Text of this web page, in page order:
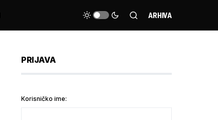
ARHIVA
PRIJAVA
Korisničko ime: